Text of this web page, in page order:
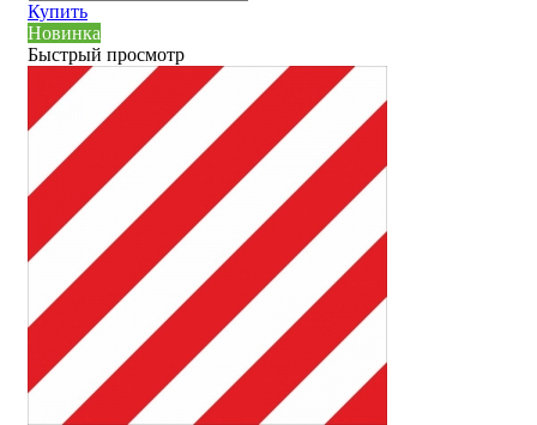
Купить
Новинка
Быстрый просмотр